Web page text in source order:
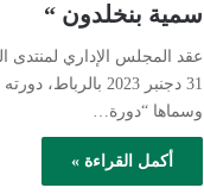
سمية بنخلدون “
عقد المجلس الإداري لمنتدى
31 دجنبر 2023
وسماها “دورة…
أكمل القراءة »